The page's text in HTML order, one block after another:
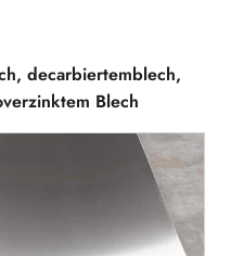
decarbiertemblech,
Blech